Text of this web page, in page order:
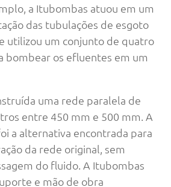
a Itubombas atuou em um
das tubulações de esgoto
utilizou um conjunto de quatro
bombear os efluentes em um
uma rede paralela de
entre 450 mm e 500 mm. A
a alternativa encontrada para
da rede original, sem
do fluido. A Itubombas
e mão de obra